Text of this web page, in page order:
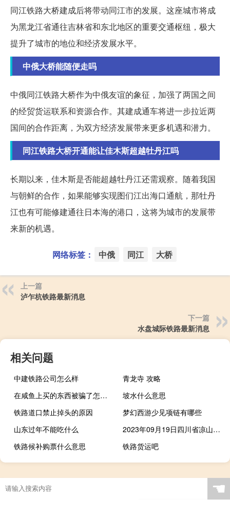
同江铁路大桥建成后将带动同江市的发展。这座城市将成
为黑龙江省通往吉林省和东北地区的重要交通枢纽，极大
提升了城市的地位和经济发展水平。
中俄大桥能随便走吗
中俄同江铁路大桥作为中俄友谊的象征，加强了两国之间
的经贸货运联系和资源合作。其建成通车将进一步拉近两
国间的合作距离，为双方经济发展带来更多机遇和潜力。
同江铁路大桥开通能让佳木斯超越牡丹江吗
长期以来，佳木斯是否能超越牡丹江还需观察。随着我国
与朝鲜的合作，如果能够实现图们江出海口通航，那牡丹
江也有可能修建通往日本海的港口，这将为城市的发展带
来新的机遇。
网络标签： 中俄 同江 大桥
上一篇
泸乍杭铁路最新消息
下一篇
水盘城际铁路最新消息
相关问题
中建铁路公司怎么样
青龙寺 攻略
在咸鱼上买的东西被骗了怎么办
坡水什么意思
铁路道口禁止掉头的原因
梦幻西游少见项链有哪些
山东过年不能吃什么
2023年09月19日四川省凉山彝族自治州疫情大数据-今日/今天疫情全网搜索最新实时消息动态情况通知播报
铁路候补购票什么意思
铁路货运吧
☚